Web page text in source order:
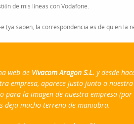
de mis líneas con Vodafone.
(ya saben, la correspondencia es de quien la
web de Vivacom Aragon S.L. y desde
empresa, aparece justo junto a
para la imagen de nuestra empresa
deja mucho terreno de maniobra.